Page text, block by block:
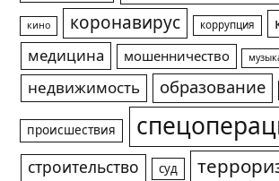
кино коронавирус коррупция
медицина
мошенничество
недвижимость
образование
происшествия
строительство суд